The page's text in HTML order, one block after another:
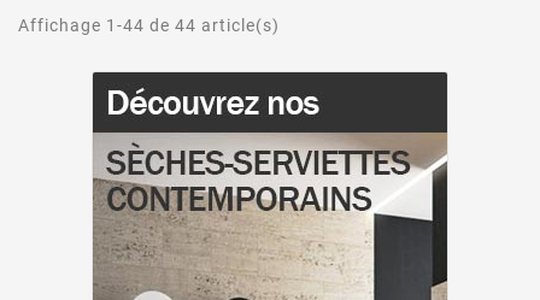
Affichage 1-44 de 44 article(s)